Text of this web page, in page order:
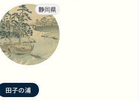
静岡県
田子の浦